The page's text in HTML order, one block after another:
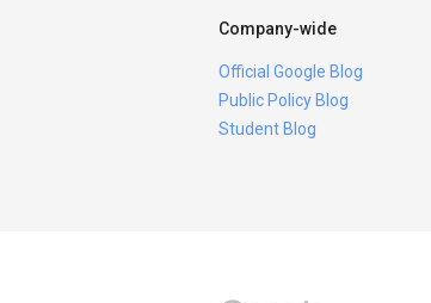
Company-wide
Official Google Blog
Public Policy Blog
Student Blog